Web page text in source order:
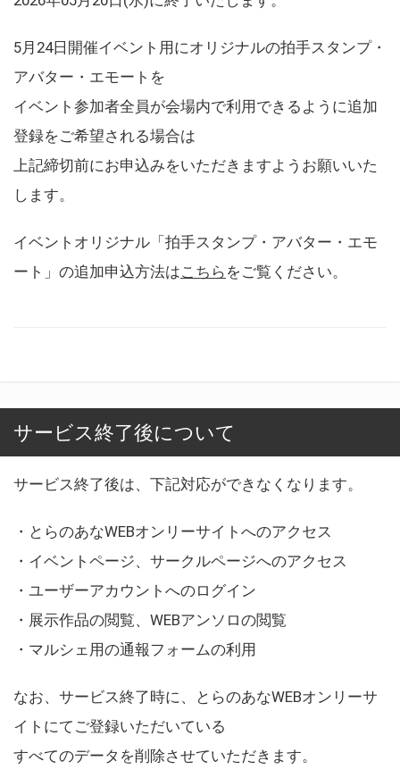
5月24日開催イベント用にオリジナルの拍手スタンプ・
アバター・エモートを
イベント参加者全員が会場内で利用できるように追加
登録をご希望される場合は
上記締切前にお申込みをいただきますようお願いいた
します。
イベントオリジナル「拍手スタンプ・アバター・エモ
ート」の追加申込方法はこちら をご覧ください。
サービス終了後について
サービス終了後は、下記対応ができなくなります。
・とらのあなWEBオンリーサイトへのアクセス
・イベントページ、サークルページへのアクセス
・ユーザーアカウントへのログイン
・展示作品の閲覧、WEBアンソロの閲覧
・マルシェ用の通報フォームの利用
なお、サービス終了時に、とらのあなWEBオンリーサ
イトにてご登録いただいている
すべてのデータを削除させていただきます。